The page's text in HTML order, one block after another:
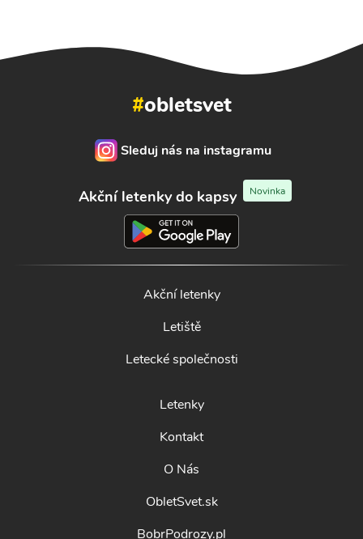
#obletsvet
Sleduj nás na instagramu
Akční letenky do kapsy Novinka
Akční letenky
Letiště
Letecké společnosti
Letenky
Kontakt
O Nás
ObletSvet.sk
BobrPodrozy.pl